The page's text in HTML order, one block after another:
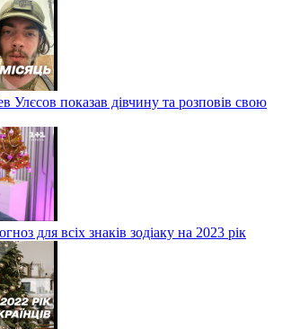
показав дівчину та розповів свою
для всіх знаків зодіаку на 2023 рік